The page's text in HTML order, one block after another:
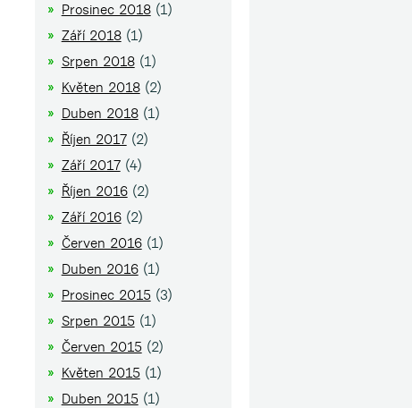
Prosinec 2018(1)
Září 2018(1)
Srpen 2018(1)
Květen 2018(2)
Duben 2018(1)
Říjen 2017(2)
Září 2017(4)
Říjen 2016(2)
Září 2016(2)
Červen 2016(1)
Duben 2016(1)
Prosinec 2015(3)
Srpen 2015(1)
Červen 2015(2)
Květen 2015(1)
Duben 2015(1)